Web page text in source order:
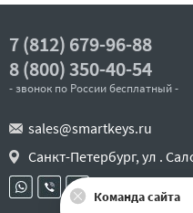
7 (812) 679-96-88
8 (800) 350-40-54
- звонок по России бесплатный -
sales@smartkeys.ru
Санкт-Петербург, ул .
Команда сайта